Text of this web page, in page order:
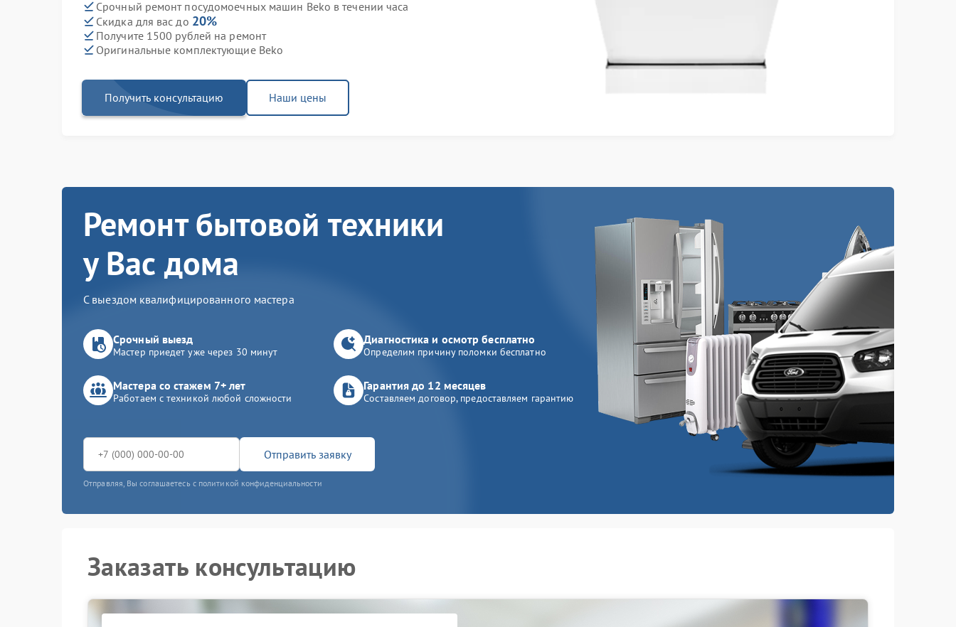
Срочный ремонт посудомоечных машин Beko в течении часа
Скидка для вас до 20%
Получите 1500 рублей на ремонт
Оригинальные комплектующие Beko
Получить консультацию Наши цены
Ремонт бытовой техники
у Вас дома
С выездом квалифицированного мастера
Срочный выезд
Мастер приедет уже через 30 минут
Диагностика и осмотр бесплатно
Определим причину поломки бесплатно
Мастера со стажем 7+ лет
Работаем с техникой любой сложности
Гарантия до 12 месяцев
Составляем договор, предоставляем гарантию
Отправить заявку
Отправляя, Вы соглашаетесь с политикой конфиденциальности
Заказать консультацию